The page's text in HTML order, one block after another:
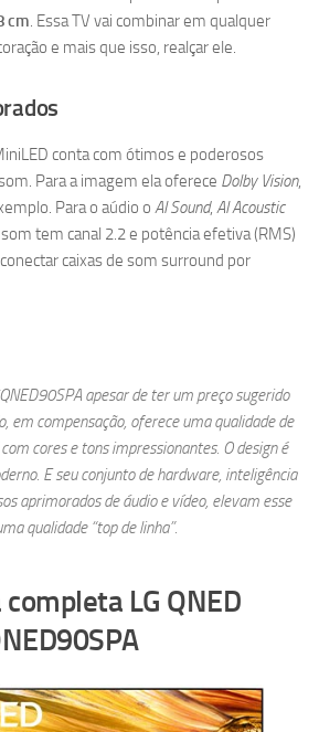
cm. Essa TV vai combinar em qualquer
e mais que isso, realçar ele.
conta com ótimos e poderosos
Para a imagem ela oferece Dolby Vision,
Para o aúdio o AI Sound, AI Acoustic
som tem canal 2.2 e potência efetiva (RMS)
caixas de som surround por
apesar de ter um preço sugerido
em compensação, oferece uma qualidade de
cores e tons impressionantes. O design é
E seu conjunto de hardware, inteligência
aprimorados de áudio e vídeo, elevam esse
qualidade “top de linha”.
LG QNED